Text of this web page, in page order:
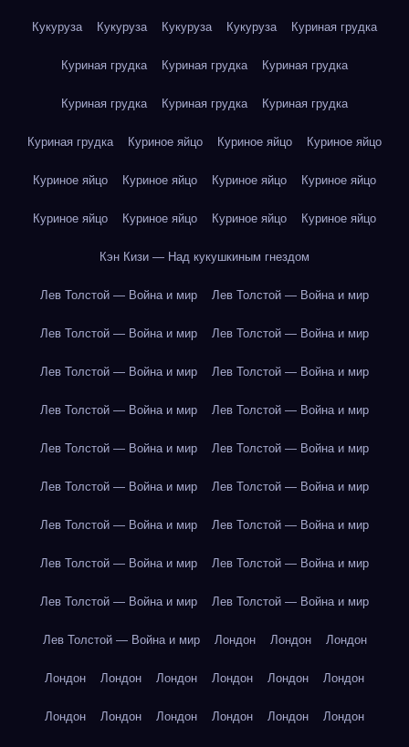
Кукуруза Кукуруза Кукуруза Кукуруза Куриная грудка
Куриная грудка Куриная грудка Куриная грудка
Куриная грудка Куриная грудка Куриная грудка
Куриная грудка Куриное яйцо Куриное яйцо Куриное яйцо
Куриное яйцо Куриное яйцо Куриное яйцо Куриное яйцо
Куриное яйцо Куриное яйцо Куриное яйцо Куриное яйцо
Кэн Кизи — Над кукушкиным гнездом
Лев Толстой — Война и мир Лев Толстой — Война и мир
Лев Толстой — Война и мир Лев Толстой — Война и мир
Лев Толстой — Война и мир Лев Толстой — Война и мир
Лев Толстой — Война и мир Лев Толстой — Война и мир
Лев Толстой — Война и мир Лев Толстой — Война и мир
Лев Толстой — Война и мир Лев Толстой — Война и мир
Лев Толстой — Война и мир Лев Толстой — Война и мир
Лев Толстой — Война и мир Лев Толстой — Война и мир
Лев Толстой — Война и мир Лев Толстой — Война и мир
Лев Толстой — Война и мир Лондон Лондон Лондон
Лондон Лондон Лондон Лондон Лондон Лондон
Лондон Лондон Лондон Лондон Лондон Лондон